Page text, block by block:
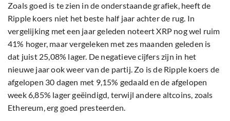
Zoals goed is te zien in de onderstaande grafiek, heeft de
Ripple koers niet het beste half jaar achter de rug. In
vergelijking met een jaar geleden noteert XRP nog wel ruim
41% hoger, maar vergeleken met zes maanden geleden is
dat juist 25,08% lager. De negatieve cijfers zijn in het
nieuwe jaar ook weer van de partij. Zo is de Ripple koers de
afgelopen 30 dagen met 9,15% gedaald en de afgelopen
week 6,85% lager geëindigd, terwijl andere altcoins, zoals
Ethereum, erg goed presteerden.